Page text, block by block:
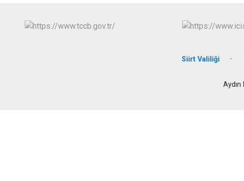
Siirt Valiliği